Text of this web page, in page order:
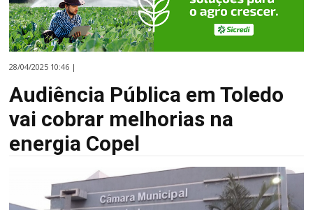
28/04/2025 10:46 |
Audiência Pública em Toledo
vai cobrar melhorias na
energia Copel